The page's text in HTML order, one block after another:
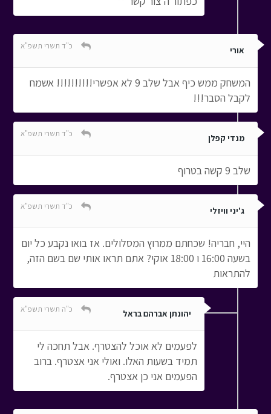
אורי כ"ד תשרי תשפ"א
המשחק ממש כיף אבל שלב 9 לא אפשרי!!!!!!!!!! אשמח
לקבל הסבר!!!
מנדי קפלן כ"ד תשרי תשפ"א
שלב 9 קשה בטרוף
ג'יני וויזלי כ"ד תשרי תשפ"א
היי, חבריה! שכחתם ממרוץ המסלולים. אז בואו נקבע כל יום
בשעה 16:00 ו 18:00 אוקי? אתם תראו אותי שם בשם הזה,
להתראות
יהונתן אברהם בראל כ"ה תשרי תשפ"א
לפעמים לא אוכל להצטרף. אבל תחכה לי
תמיד בשעות האלו. ואולי אני אצטרף. ברוב
הפעמים אני כן אצטרף.